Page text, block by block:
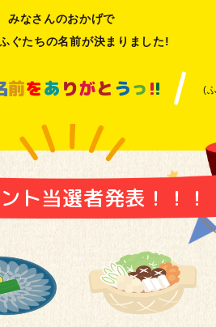
みなさんのおかげで
ぐたちの名前が決まりました!
前をあ りがと うっ !! (
ト当選者発表！！！